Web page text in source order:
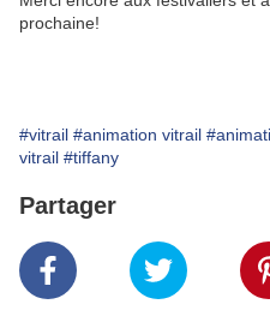
prochaine!
#vitrail #animation vitrail
vitrail #tiffany
Partager